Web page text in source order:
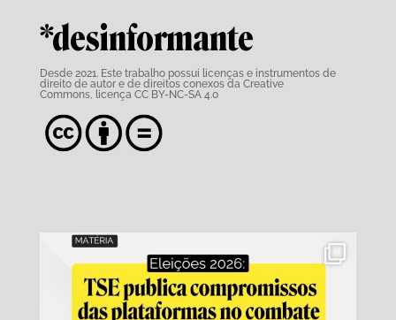
*desinformante
Desde 2021. Este trabalho possui licenças e instrumentos de
direito de autor e de direitos conexos da Creative
Commons, licença CC BY-NC-SA 4.0